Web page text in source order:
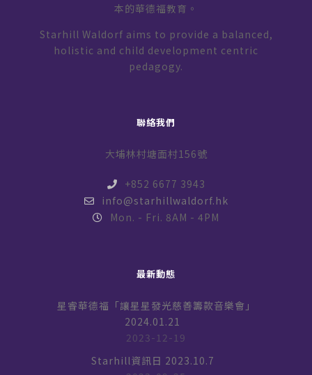
本的華德福教育。
Starhill Waldorf aims to provide a balanced,
holistic and child development centric
pedagogy.
聯絡我們
大埔林村塘面村156號
+852 6677 3943
info@starhillwaldorf.hk
Mon. - Fri. 8AM - 4PM
最新動態
星睿華德福「讓星星發光慈善籌款音樂會」
2024.01.21
2023-12-19
Starhill資訊日 2023.10.7